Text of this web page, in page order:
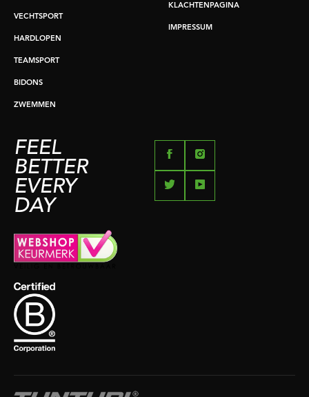
VECHTSPORT
HARDLOPEN
TEAMSPORT
BIDONS
ZWEMMEN
KLACHTENPAGINA
IMPRESSUM
FEEL
BETTER
EVERY
DAY